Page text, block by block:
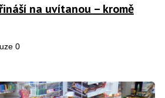
na uvítanou – kromě
0